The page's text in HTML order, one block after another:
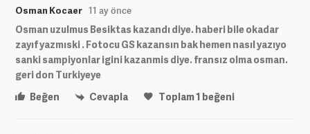
Osman Kocaer 11 ay önce
Osman uzulmus Besiktas kazandı diye. haberi bile okadar
zayıf yazmıski . Fotocu GS kazansın bak hemen nasıl yazıyo
sanki sampiyonlar igini kazanmis diye. fransız olma osman.
geri don Turkiyeye
Beğen
Cevapla Toplam1 beğeni